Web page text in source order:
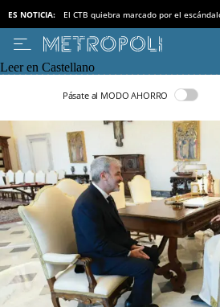
ES NOTICIA: El CTB quiebra marcado por el
Leer en Castellano
Pásate al MODO AHORRO